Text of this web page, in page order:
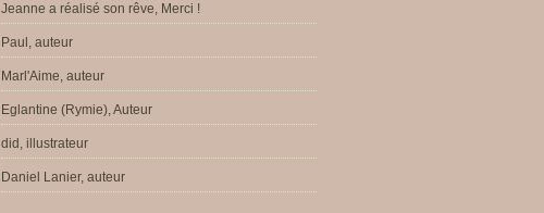
Jeanne a réalisé son rêve, Merci !
Paul, auteur
Marl'Aime, auteur
Eglantine (Rymie), Auteur
did, illustrateur
Daniel Lanier, auteur